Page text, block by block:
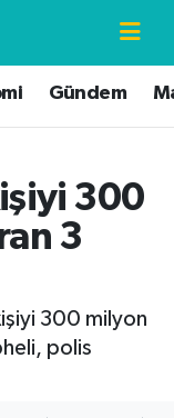
Gündem
300
3
300 milyon
polis